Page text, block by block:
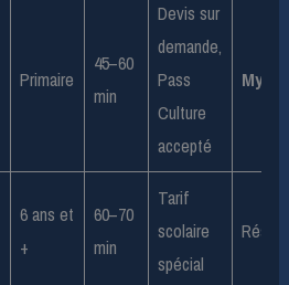
Primaire
45–60
min
Devis sur
demande,
Pass
Culture
accepté
My
6 ans et
+
60–70
min
Tarif
scolaire
spécial